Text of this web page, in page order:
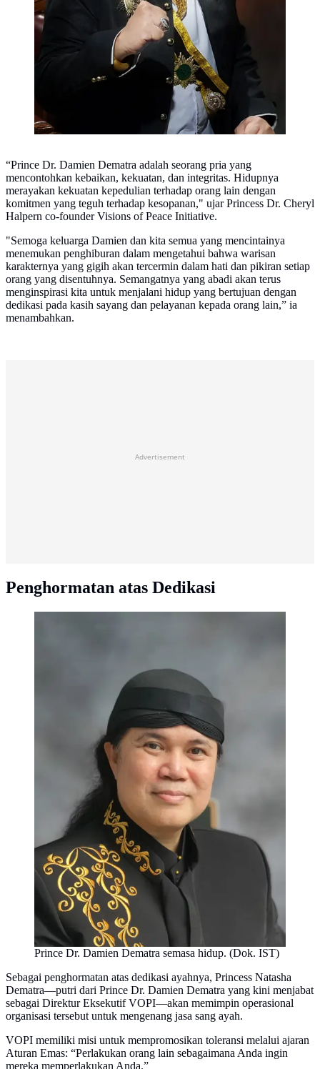
“Prince Dr. Damien Dematra adalah seorang pria yang
mencontohkan kebaikan, kekuatan, dan integritas. Hidupnya
merayakan kekuatan kepedulian terhadap orang lain dengan
komitmen yang teguh terhadap kesopanan," ujar Princess Dr. Cheryl
Halpern co-founder Visions of Peace Initiative.
"Semoga keluarga Damien dan kita semua yang mencintainya
menemukan penghiburan dalam mengetahui bahwa warisan
karakternya yang gigih akan tercermin dalam hati dan pikiran setiap
orang yang disentuhnya. Semangatnya yang abadi akan terus
menginspirasi kita untuk menjalani hidup yang bertujuan dengan
dedikasi pada kasih sayang dan pelayanan kepada orang lain,” ia
menambahkan.
Advertisement
Penghormatan atas Dedikasi
Prince Dr. Damien Dematra semasa hidup. (Dok. IST)
Sebagai penghormatan atas dedikasi ayahnya, Princess Natasha
Dematra—putri dari Prince Dr. Damien Dematra yang kini menjabat
sebagai Direktur Eksekutif VOPI—akan memimpin operasional
organisasi tersebut untuk mengenang jasa sang ayah.
VOPI memiliki misi untuk mempromosikan toleransi melalui ajaran
Aturan Emas: “Perlakukan orang lain sebagaimana Anda ingin
mereka memperlakukan Anda.”